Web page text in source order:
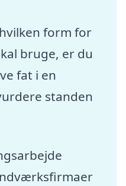
form for
bruge, er du
fat i en
standen